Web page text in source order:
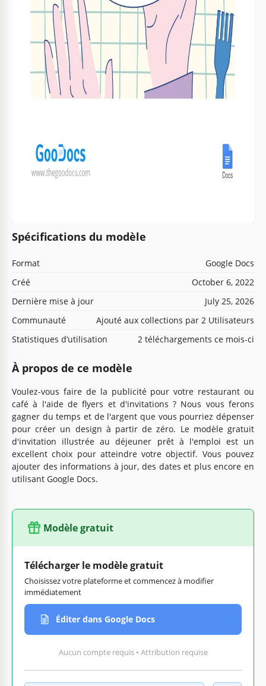
Spécifications du modèle
Format
Google Docs
Créé
October 6, 2022
Dernière mise à jour
July 25, 2026
Communauté
Ajouté aux collections par 2 Utilisateurs
Statistiques d’utilisation
2 téléchargements ce mois-ci
À propos de ce modèle
Voulez-vous faire de la publicité pour votre restaurant ou
café à l'aide de flyers et d'invitations ? Nous vous ferons
gagner du temps et de l'argent que vous pourriez dépenser
pour créer un design à partir de zéro. Le modèle gratuit
d'invitation illustrée au déjeuner prêt à l'emploi est un
excellent choix pour atteindre votre objectif. Vous pouvez
ajouter des informations à jour, des dates et plus encore en
utilisant Google Docs.
Modèle gratuit
Télécharger le modèle gratuit
Choisissez votre plateforme et commencez à modifier
immédiatement
Éditer dans Google Docs
Aucun compte requis • Attribution requise